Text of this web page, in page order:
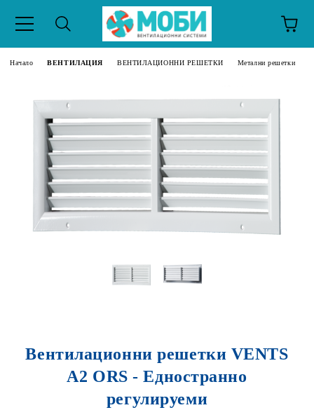
Начало ВЕНТИЛАЦИЯ ВЕНТИЛАЦИОННИ РЕШЕТКИ Метални решетки
Вентилационни решетки VENTS
A2 ORS - Едностранно
регулируеми